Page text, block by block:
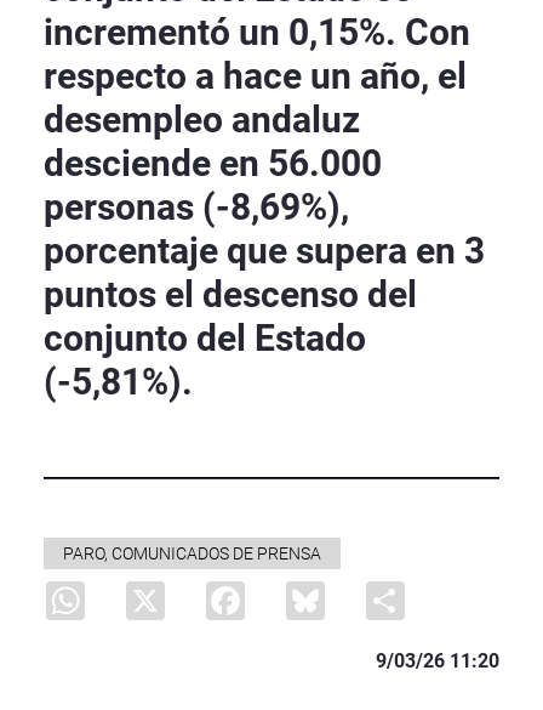
incrementó un 0,15%. Con
respecto a hace un año, el
desempleo andaluz
desciende en 56.000
personas (-8,69%),
porcentaje que supera en 3
puntos el descenso del
conjunto del Estado
(-5,81%).
PARO, COMUNICADOS DE PRENSA
WhatsApp
X Facebook Bluesky
9/03/26 11:20